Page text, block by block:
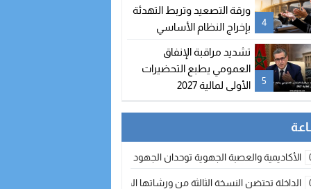
4
ورقة التصعيد وتربط التهدئة
بإخراج النظام الأساسي
5
تشديد مراقبة الإنفاق
العمومي يطبع التحضيرات
الأولى لمالية 2027
الأكاديمية والعصبة الجهوية توحدان الجهود لتطوير الممارسة الكروية بجهة
الداخلة تحتضن النسخة الثالثة من ورشاتها الدولية: تكوين متخصص في التراث